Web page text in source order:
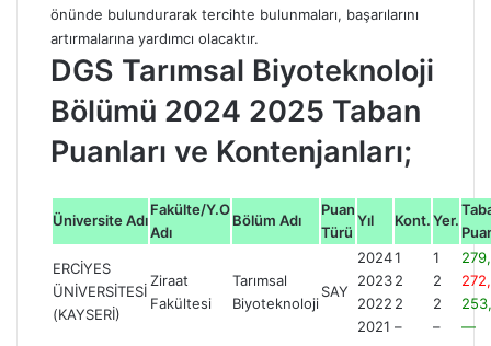
önünde bulundurarak tercihte bulunmaları, başarılarını
artırmalarına yardımcı olacaktır.
DGS Tarımsal Biyoteknoloji
Bölümü 2024 2025 Taban
Puanları ve Kontenjanları;
Üniversite Adı
Fakülte/Y.O
Adı
Bölüm Adı
Puan
Türü
Yıl Kont.Yer.
ERCİYES
ÜNİVERSİTESİ
(KAYSERİ)
Ziraat
Fakültesi
Tarımsal
Biyoteknoloji
SAY
2024
2023
2022
2021
1
2
2
–
1
2
2
–
—